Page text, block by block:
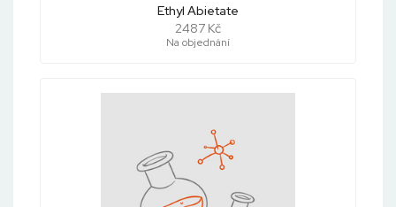
Ethyl Abietate
2487 Kč
Na objednání